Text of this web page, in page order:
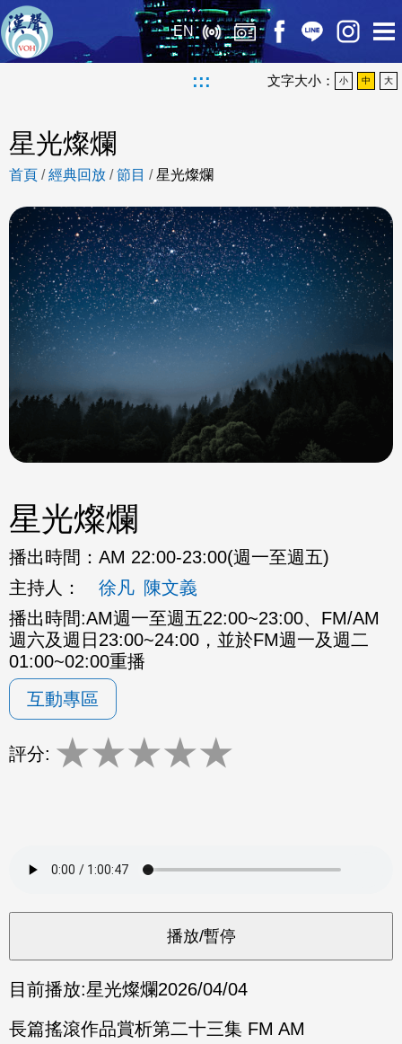
EN
::: 文字大小： 小 中 大
星光燦爛
首頁 /經典回放 /節目 /星光燦爛
星光燦爛
播出時間： AM 22:00-23:00(週一至週五)
主持人：
徐凡 陳文義
播出時間:AM週一至週五22:00~23:00、FM/AM
週六及週日23:00~24:00，並於FM週一及週二
01:00~02:00重播
互動專區
評分: ★★★★★
目前播放:星光燦爛2026/04/04
長篇搖滾作品賞析第二十三集 FM AM